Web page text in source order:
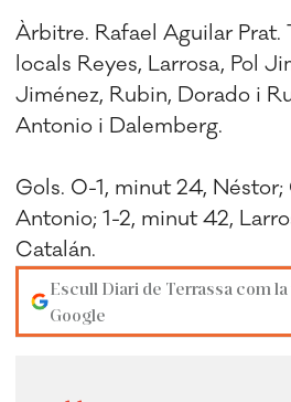
Àrbitre. Rafael Aguilar Prat.
locals Reyes, Larrosa, Pol
Jiménez, Rubin, Dorado i
Antonio i Dalemberg.
Gols. 0-1, minut 24,
Antonio; 1-2, minut 42,
Catalán.
Escull Diari de Terrassa com
Google